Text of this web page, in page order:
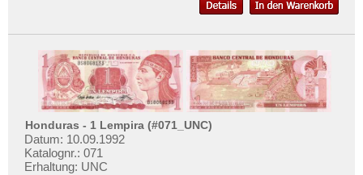
Honduras - 1 Lempira (#071_UNC)
Datum: 10.09.1992
Katalognr.: 071
Erhaltung: UNC